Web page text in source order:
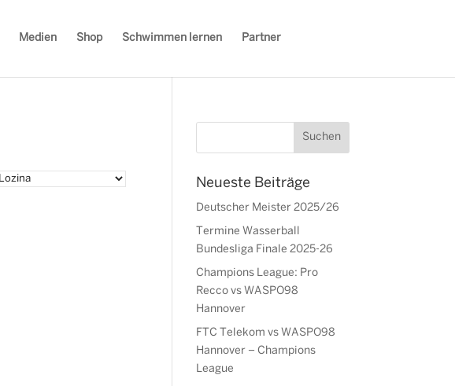
Medien Shop Schwimmen lernen Partner
Neueste Beiträge
Deutscher Meister 2025/26
Termine Wasserball
Bundesliga Finale 2025-26
Champions League: Pro
Recco vs WASPO98
Hannover
FTC Telekom vs WASPO98
Hannover – Champions
League